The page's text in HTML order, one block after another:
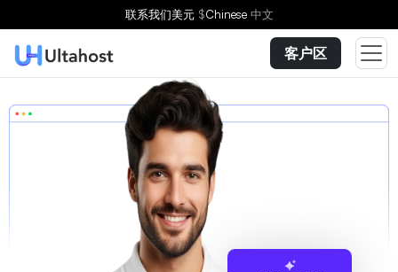
联系我们美元 $Chinese 中文
客户区